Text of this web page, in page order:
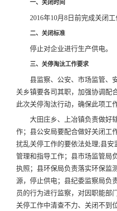
一、关闭时间
2016年10月8日前完成关闭工
二、关闭标准
停止对企业进行生产供电。
三、关停淘汰工作要求
县监察、公安、市场监管、
关乡镇要各司其职，加强协调配
此次关停淘汰行动，确保此项工
大田庄乡、上冶镇负责做好
作；县公安局要配合做好关闭工
扰乱关停工作的要依法处理;县
管理和指导工作；县市场监管局
执照；县环保局负责落实环保监
源，停止供电；县纪委监察局负
员的行为进行监察，对因职能部
关停工作中清查不力、关闭不到